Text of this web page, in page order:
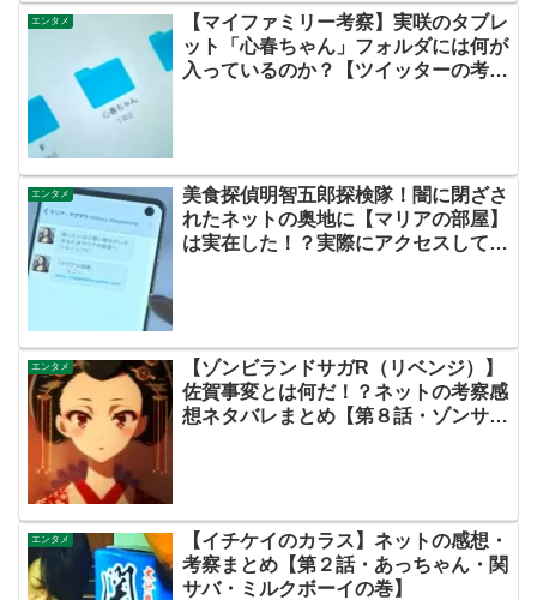
エンタメ
【マイファミリー考察】実咲のタブレ
ット「心春ちゃん」フォルダには何が
入っているのか？【ツイッターの考察
エンタメ
美食探偵明智五郎探検隊！闇に閉ざさ
れたネットの奥地に【マリアの部屋】
は実在した！？実際にアクセスしてみ
エンタメ
【ゾンビランドサガR（リベンジ）】
佐賀事変とは何だ！？ネットの考察感
想ネタバレまとめ【第８話・ゾンサ
エンタメ
【イチケイのカラス】ネットの感想・
考察まとめ【第２話・あっちゃん・関
サバ・ミルクボーイの巻】